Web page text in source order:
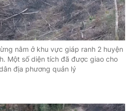
GP - BTTTT cấp ngày 24.3.2020
thuộc về Báo Thanh Niên. Cấm sao
nếu không có sự chấp thuận bằng văn
JSC.
nằm ở khu vực giáp ranh 2 huyện
Một số diện tích đã được giao cho
địa phương quản lý